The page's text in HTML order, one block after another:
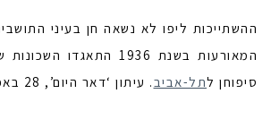
ההשתייכות ליפו לא נשאה חן בעיני
המאורעות בשנת 1936
סיפוחן לתל-אביב. עיתון ‘דאר היום’, 28 באפריל 1936: